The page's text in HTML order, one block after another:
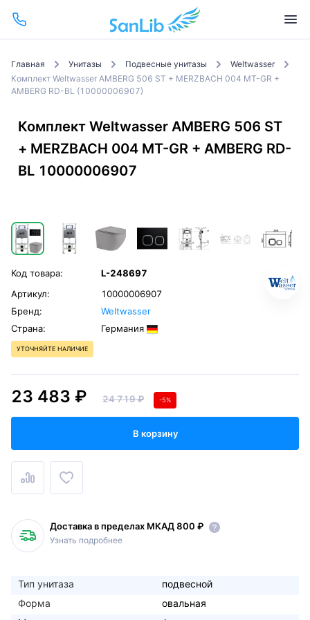
Главная Унитазы Подвесные унитазы
Weltwasser
Комплект Weltwasser AMBERG 506 ST + MERZBACH 004 MT-GR +
AMBERG RD-BL (10000006907)
Комплект Weltwasser AMBERG 506 ST
+ MERZBACH 004 MT-GR + AMBERG RD-
BL 10000006907
Код товара:
L-248697
Артикул:
10000006907
Бренд:
Weltwasser
Страна:
Германия
УТОЧНЯЙТЕ НАЛИЧИЕ
23 483 ₽ 24 719 ₽ -5%
В корзину
Доставка в пределах МКАД 800 ₽
Узнать подробнее
Тип унитаза
подвесной
Форма
овальная